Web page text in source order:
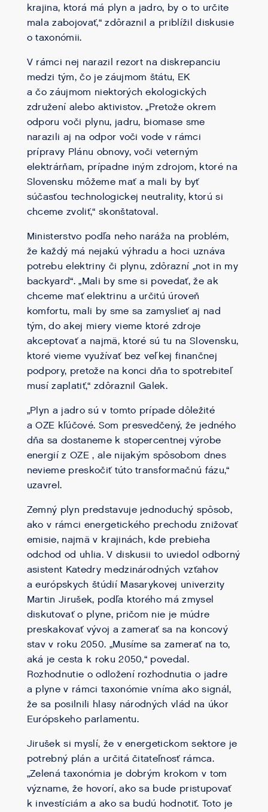
krajina, ktorá má plyn a jadro, by o to určite
mala zabojovať,“ zdôraznil a priblížil diskusie
o taxonómii.
V rámci nej narazil rezort na diskrepanciu
medzi tým, čo je záujmom štátu, EK
a čo záujmom niektorých ekologických
združení alebo aktivistov. „Pretože okrem
odporu voči plynu, jadru, biomase sme
narazili aj na odpor voči vode v rámci
prípravy Plánu obnovy, voči veterným
elektrárňam, prípadne iným zdrojom, ktoré na
Slovensku môžeme mať a mali by byť
súčasťou technologickej neutrality, ktorú si
chceme zvoliť,“ skonštatoval.
Ministerstvo podľa neho naráža na problém,
že každý má nejakú výhradu a hoci uznáva
potrebu elektriny či plynu, zdôrazní „not in my
backyard“. „Mali by sme si povedať, že ak
chceme mať elektrinu a určitú úroveň
komfortu, mali by sme sa zamyslieť aj nad
tým, do akej miery vieme ktoré zdroje
akceptovať a najmä, ktoré sú tu na Slovensku,
ktoré vieme využívať bez veľkej finančnej
podpory, pretože na konci dňa to spotrebiteľ
musí zaplatiť,“ zdôraznil Galek.
„Plyn a jadro sú v tomto prípade dôležité
a OZE kľúčové. Som presvedčený, že jedného
dňa sa dostaneme k stopercentnej výrobe
energií z OZE , ale nijakým spôsobom dnes
nevieme preskočiť túto transformačnú fázu,“
uzavrel.
Zemný plyn predstavuje jednoduchý spôsob,
ako v rámci energetického prechodu znižovať
emisie, najmä v krajinách, kde prebieha
odchod od uhlia. V diskusii to uviedol odborný
asistent Katedry medzinárodných vzťahov
a európskych štúdií Masarykovej univerzity
Martin Jirušek, podľa ktorého má zmysel
diskutovať o plyne, pričom nie je múdre
preskakovať vývoj a zamerať sa na koncový
stav v roku 2050. „Musíme sa zamerať na to,
aká je cesta k roku 2050,“ povedal.
Rozhodnutie o odložení rozhodnutia o jadre
a plyne v rámci taxonómie vníma ako signál,
že sa posilnili hlasy národných vlád na úkor
Európskeho parlamentu.
Jirušek si myslí, že v energetickom sektore je
potrebný plán a určitá čitateľnosť rámca.
„Zelená taxonómia je dobrým krokom v tom
význame, že hovorí, ako sa bude pristupovať
k investíciám a ako sa budú hodnotiť. Toto je